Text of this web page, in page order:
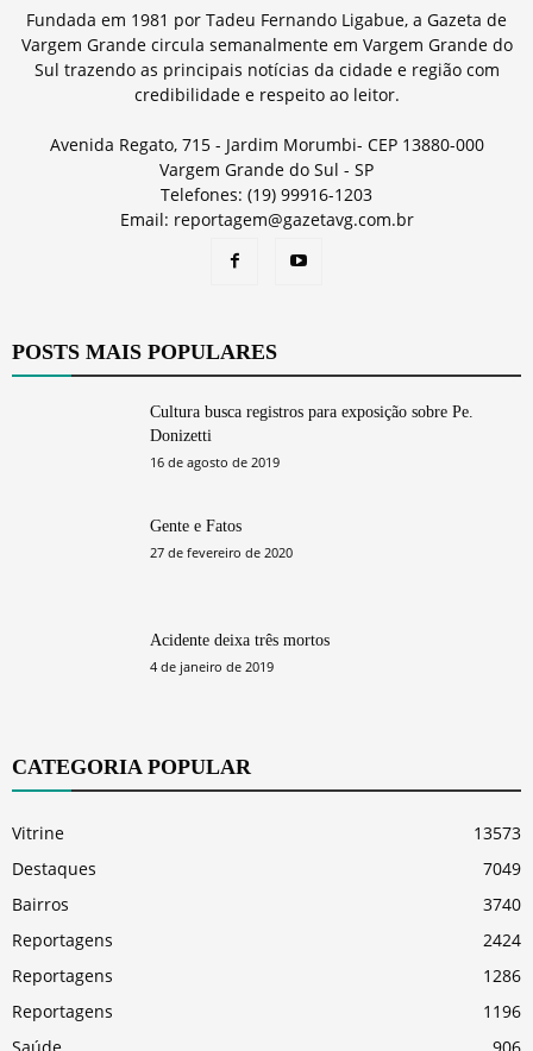
Fundada em 1981 por Tadeu Fernando Ligabue, a Gazeta de
Vargem Grande circula semanalmente em Vargem Grande do
Sul trazendo as principais notícias da cidade e região com
credibilidade e respeito ao leitor.
Avenida Regato, 715 - Jardim Morumbi- CEP 13880-000
Vargem Grande do Sul - SP
Telefones: (19) 99916-1203
Email: reportagem@gazetavg.com.br
POSTS MAIS POPULARES
Cultura busca registros para exposição sobre Pe.
Donizetti
16 de agosto de 2019
Gente e Fatos
27 de fevereiro de 2020
Acidente deixa três mortos
4 de janeiro de 2019
CATEGORIA POPULAR
Vitrine
13573
Destaques
7049
Bairros
3740
Reportagens
2424
Reportagens
1286
Reportagens
1196
Saúde
906